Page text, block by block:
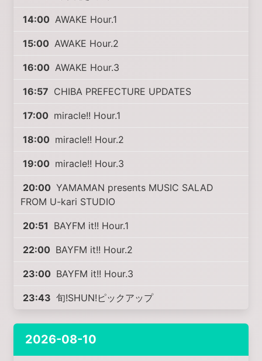
14:00 AWAKE Hour.1
15:00 AWAKE Hour.2
16:00 AWAKE Hour.3
16:57 CHIBA PREFECTURE UPDATES
17:00 miracle!! Hour.1
18:00 miracle!! Hour.2
19:00 miracle!! Hour.3
20:00 YAMAMAN presents MUSIC SALAD
FROM U-kari STUDIO
20:51 BAYFM it!! Hour.1
22:00 BAYFM it!! Hour.2
23:00 BAYFM it!! Hour.3
23:43 旬!SHUN!ピックアップ
2026-08-10